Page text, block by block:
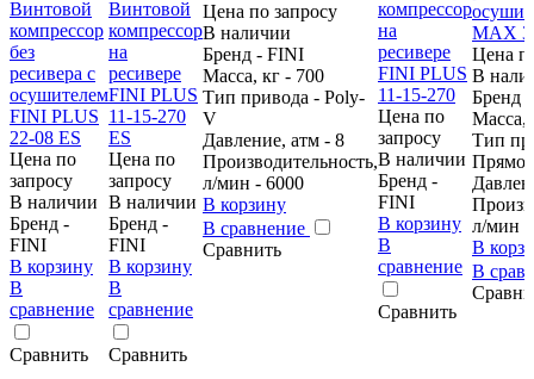
Цена по
запросу
В наличии
Бренд -
FINI
В корзину
В
сравнение
Сравнить
Цена по
запросу
В наличии
Бренд -
FINI
В корзину
В
сравнение
Сравнить
Цена по запросу
В наличии
Бренд - FINI
Масса, кг - 700
Тип привода - Poly-
V
Давление, атм - 8
Производительность,
л/мин - 6000
В корзину
В сравнение
Сравнить
Цена по
запросу
В наличии
Бренд -
FINI
В корзину
В
сравнение
Сравнить
Цена
В
Бренд
Масса,
Тип
л/мин -
В
В